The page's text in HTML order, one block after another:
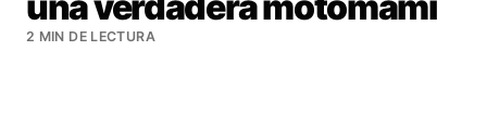
2 MIN DE LECTURA